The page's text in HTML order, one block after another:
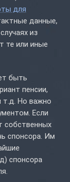
для
данные,
из
те или иные
быть
пенсии,
т.д. Но важно
Если
собственных
спонсора. Им
спонсора